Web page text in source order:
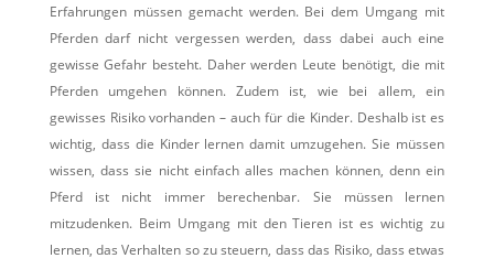
Erfahrungen müssen gemacht werden. Bei dem Umgang mit
Pferden darf nicht vergessen werden, dass dabei auch eine
gewisse Gefahr besteht. Daher werden Leute benötigt, die mit
Pferden umgehen können. Zudem ist, wie bei allem, ein
gewisses Risiko vorhanden – auch für die Kinder. Deshalb ist es
wichtig, dass die Kinder lernen damit umzugehen. Sie müssen
wissen, dass sie nicht einfach alles machen können, denn ein
Pferd ist nicht immer berechenbar. Sie müssen lernen
mitzudenken. Beim Umgang mit den Tieren ist es wichtig zu
lernen, das Verhalten so zu steuern, dass das Risiko, dass etwas